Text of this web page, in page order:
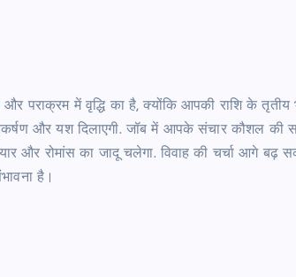
पराक्रम में वृद्धि का है, क्योंकि आपकी राशि के तृतीय
और यश दिलाएगी. जॉब में आपके संचार कौशल की
और रोमांस का जादू चलेगा. विवाह की चर्चा आगे बढ़
है।